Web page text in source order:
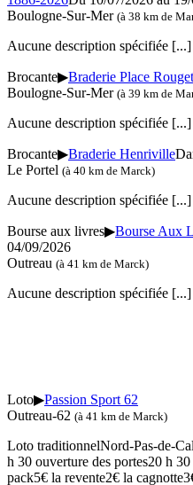
Boulogne-Sur-Mer (à 38 km de
Aucune description spécifiée [...]
Brocante▶Braderie Place
Boulogne-Sur-Mer (à 39 km de
Aucune description spécifiée [...]
Brocante▶Braderie Henriville
Le Portel (à 40 km de Marck)
Aucune description spécifiée [...]
Bourse aux livres▶Bourse Aux
04/09/2026
Outreau (à 41 km de Marck)
Aucune description spécifiée [...]
Loto▶Passion Sport 62
Outreau-62 (à 41 km de Marck)
Loto traditionnelNord-Pas-de-
h 30 ouverture des portes20 h
pack5€ la revente2€ la